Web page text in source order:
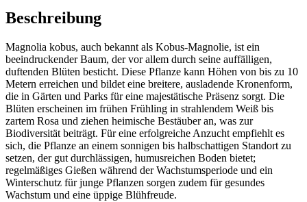
Beschreibung
Magnolia kobus, auch bekannt als Kobus-Magnolie, ist ein
beeindruckender Baum, der vor allem durch seine auffälligen,
duftenden Blüten besticht. Diese Pflanze kann Höhen von bis zu 10
Metern erreichen und bildet eine breitere, ausladende Kronenform,
die in Gärten und Parks für eine majestätische Präsenz sorgt. Die
Blüten erscheinen im frühen Frühling in strahlendem Weiß bis
zartem Rosa und ziehen heimische Bestäuber an, was zur
Biodiversität beiträgt. Für eine erfolgreiche Anzucht empfiehlt es
sich, die Pflanze an einem sonnigen bis halbschattigen Standort zu
setzen, der gut durchlässigen, humusreichen Boden bietet;
regelmäßiges Gießen während der Wachstumsperiode und ein
Winterschutz für junge Pflanzen sorgen zudem für gesundes
Wachstum und eine üppige Blühfreude.